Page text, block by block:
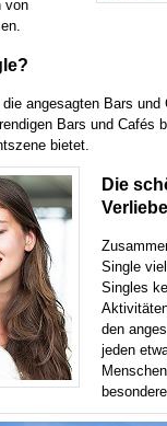
von
angesagten Bars
Bars und Cafés
bietet.
Die
Single
Singles
den
jeden